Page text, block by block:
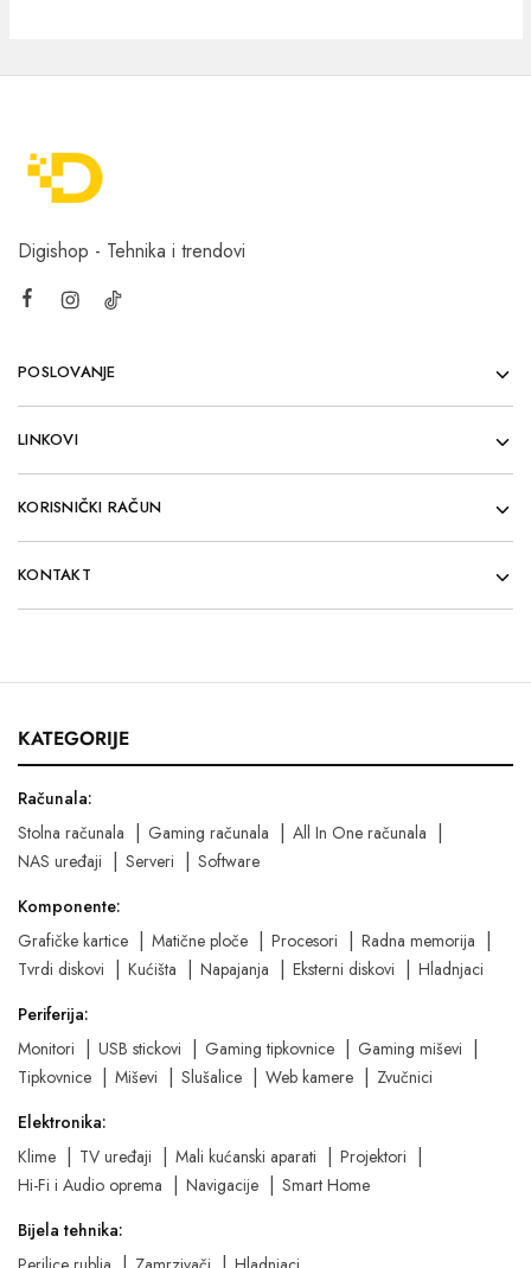
Digishop - Tehnika i trendovi
POSLOVANJE
LINKOVI
KORISNIČKI RAČUN
KONTAKT
KATEGORIJE
Računala:
Stolna računala
Gaming računala
All In One računala
NAS uređaji
Serveri
Software
Komponente:
Grafičke kartice
Matične ploče Procesori
Radna memorija
Tvrdi diskovi
Kućišta Napajanja Eksterni diskovi
Hladnjaci
Periferija:
Monitori
USB stickovi Gaming tipkovnice
Gaming miševi
Tipkovnice
Miševi Slušalice Web kamere
Zvučnici
Elektronika:
Klime
TV uređaji Mali kućanski aparati
Projektori
Hi-Fi i Audio oprema
Navigacije
Smart Home
Bijela tehnika: